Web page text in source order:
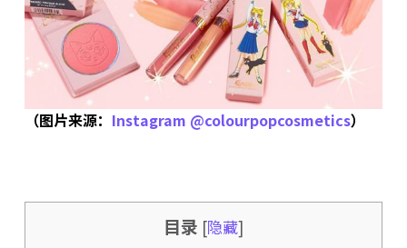
（图片来源： Instagram @colourpopcosmetics）
目录 [隐藏]